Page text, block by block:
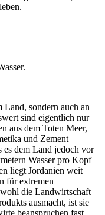
Land, sondern auch an
sind eigentlich nur
aus dem Toten Meer,
und Zement
es dem Land jedoch vor
Wasser pro Kopf
liegt Jordanien weit
für extremen
die Landwirtschaft
ausmacht, ist sie
beanspruchen fast